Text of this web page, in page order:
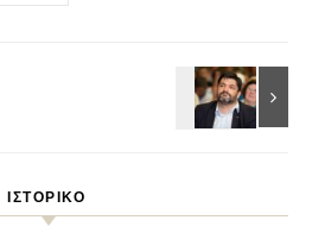
ΙΣΤΟΡΙΚΌ